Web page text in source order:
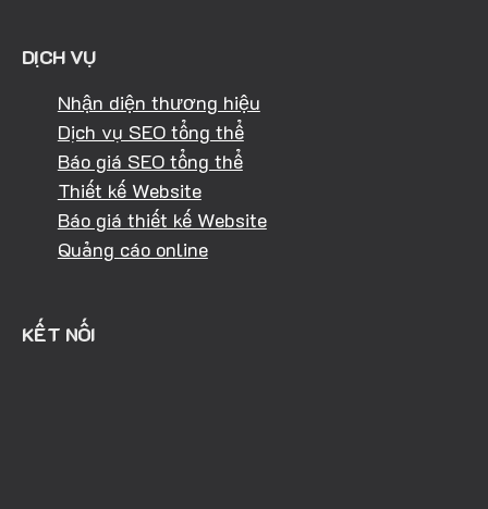
DỊCH VỤ
Nhận diện thương hiệu
Dịch vụ SEO tổng thể
Báo giá SEO tổng thể
Thiết kế Website
Báo giá thiết kế Website
Quảng cáo online
KẾT NỐI